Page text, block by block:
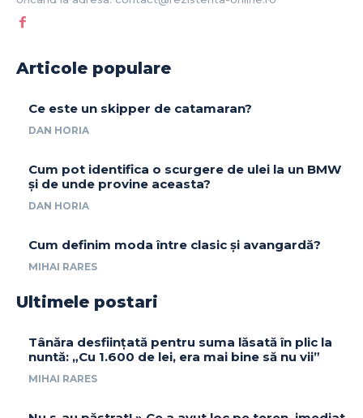
Articole populare
Ce este un skipper de catamaran?
DAN HORIA
Cum pot identifica o scurgere de ulei la un BMW
și de unde provine aceasta?
DAN HORIA
Cum definim moda între clasic și avangardă?
MIHAI RARES
Ultimele postari
Tânăra desființată pentru suma lăsată în plic la
nuntă: „Cu 1.600 de lei, era mai bine să nu vii”
MIHAI RARES